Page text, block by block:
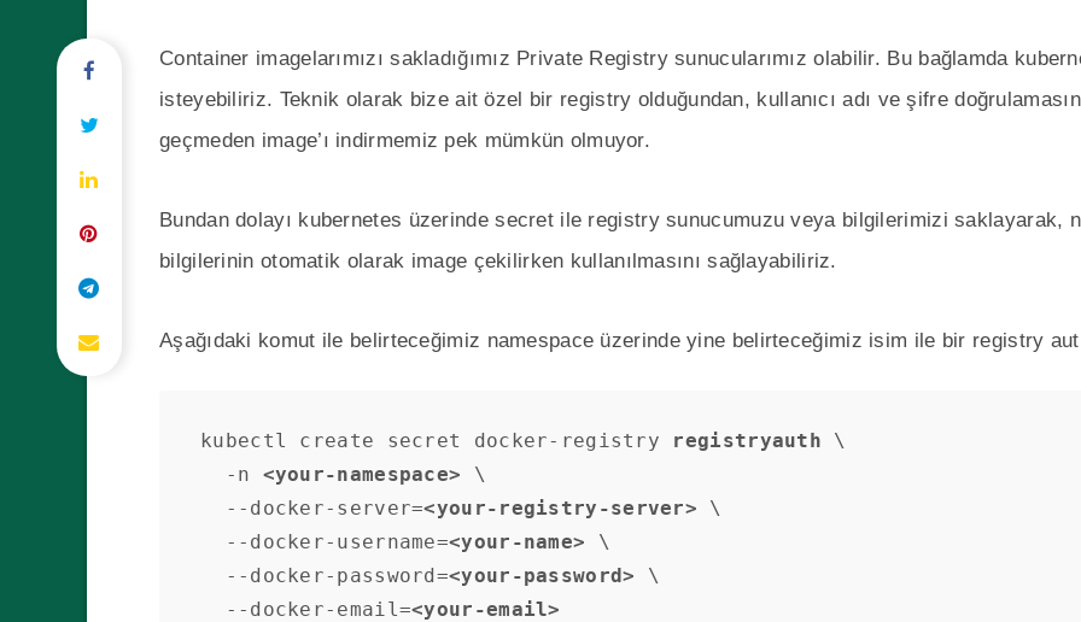
Container imagelarımızı sakladığımız Private Registry sunucularımız olabilir. Bu bağlamda
isteyebiliriz. Teknik olarak bize ait özel bir registry olduğundan, kullanıcı adı ve şifre
geçmeden image’ı indirmemiz pek mümkün olmuyor.
Bundan dolayı kubernetes üzerinde secret ile registry sunucumuzu veya bilgilerimizi saklayarak,
bilgilerinin otomatik olarak image çekilirken kullanılmasını sağlayabiliriz.
Aşağıdaki komut ile belirteceğimiz namespace üzerinde yine belirteceğimiz isim ile bir registry
kubectl create secret docker-registry registryauth \
  -n
<your-namespace> \
  --docker-server=
<your-registry-server> \
  --docker-username=
<your-name> \
  --docker-password=
<your-password> \
  --docker-email=
<your-email>